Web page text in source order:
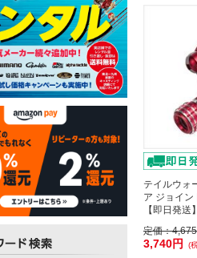
テイルウ
ア ジョイ
【即日発送】
定価：
3,740円 (